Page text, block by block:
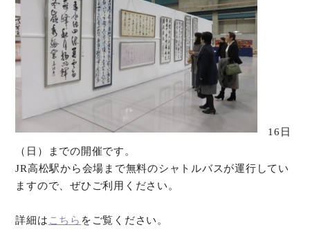
16日
（日）までの開催です。
JR高松駅から会場まで無料のシャトルバスが運行してい
ますので、ぜひご利用ください。
詳細は こちら をご覧ください。